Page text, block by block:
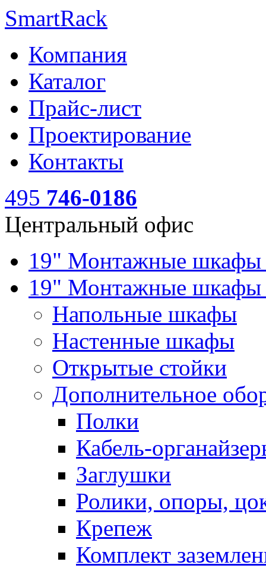
SmartRack
Компания
Каталог
Прайс-лист
Проектирование
Контакты
495 746-0186
Центральный офис
19" Монтажные
19" Монтажные шкафы
Напольные шкафы
Настенные шкафы
Открытые стойки
Дополнительное
Полки
Кабель-
Заглушки
Ролики, опоры,
Крепеж
Комплект